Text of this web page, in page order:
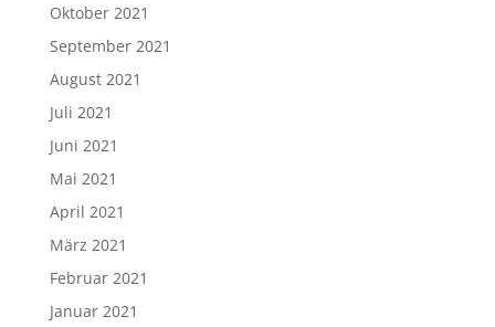
Oktober 2021
September 2021
August 2021
Juli 2021
Juni 2021
Mai 2021
April 2021
März 2021
Februar 2021
Januar 2021